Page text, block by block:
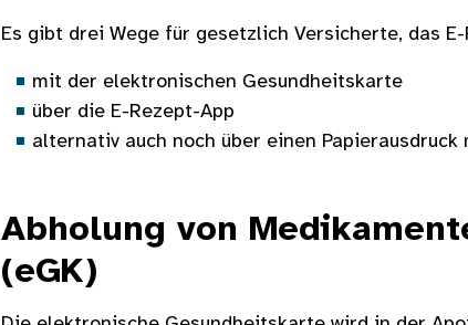
Es gibt drei Wege für gesetzlich Versicherte, das
mit der elektronischen Gesundheitskarte
über die E-Rezept-App
alternativ auch noch über einen
Abholung von
(eGK)